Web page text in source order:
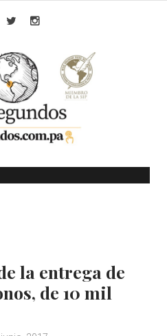
la entrega de
de 10 mil